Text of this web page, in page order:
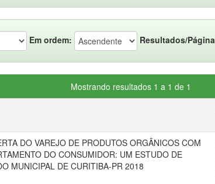
Em ordem: Resultados/Página
Mostrando resultados 1 a 1 de 1
DO VAREJO DE PRODUTOS ORGÂNICOS COM
DO CONSUMIDOR: UM ESTUDO DE
MUNICIPAL DE CURITIBA-PR 2018